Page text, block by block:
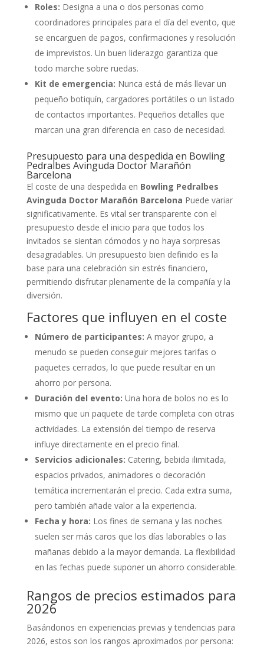
Roles: Designa a una o dos personas como
coordinadores principales para el día del evento, que
se encarguen de pagos, confirmaciones y resolución
de imprevistos. Un buen liderazgo garantiza que
todo marche sobre ruedas.
Kit de emergencia: Nunca está de más llevar un
pequeño botiquín, cargadores portátiles o un listado
de contactos importantes. Pequeños detalles que
marcan una gran diferencia en caso de necesidad.
Presupuesto para una despedida en Bowling
Pedralbes Avinguda Doctor Marañón
Barcelona
El coste de una despedida en Bowling Pedralbes
Avinguda Doctor Marañón Barcelona Puede variar
significativamente. Es vital ser transparente con el
presupuesto desde el inicio para que todos los
invitados se sientan cómodos y no haya sorpresas
desagradables. Un presupuesto bien definido es la
base para una celebración sin estrés financiero,
permitiendo disfrutar plenamente de la compañía y la
diversión.
Factores que influyen en el coste
Número de participantes: A mayor grupo, a
menudo se pueden conseguir mejores tarifas o
paquetes cerrados, lo que puede resultar en un
ahorro por persona.
Duración del evento: Una hora de bolos no es lo
mismo que un paquete de tarde completa con otras
actividades. La extensión del tiempo de reserva
influye directamente en el precio final.
Servicios adicionales: Catering, bebida ilimitada,
espacios privados, animadores o decoración
temática incrementarán el precio. Cada extra suma,
pero también añade valor a la experiencia.
Fecha y hora: Los fines de semana y las noches
suelen ser más caros que los días laborables o las
mañanas debido a la mayor demanda. La flexibilidad
en las fechas puede suponer un ahorro considerable.
Rangos de precios estimados para
2026
Basándonos en experiencias previas y tendencias para
2026, estos son los rangos aproximados por persona: